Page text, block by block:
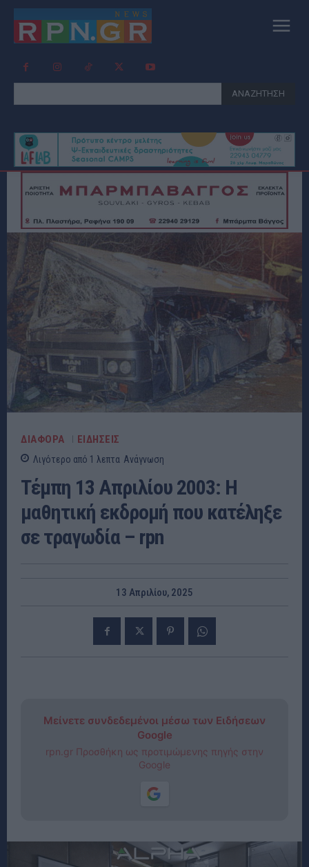
ΑΝΑΖΗΤΗΣΗ
ΔΙΑΦΟΡΑ ΕΙΔΗΣΕΙΣ
Λιγότερο από 1 λεπτα Ανάγνωση
Τέμπη 13 Απριλίου 2003: Η
μαθητική εκδρομή που κατέληξε
σε τραγωδία – rpn
13 Απριλίου, 2025
Μείνετε συνδεδεμένοι μέσω των Ειδήσεων
Google
rpn.gr Προσθήκη ως προτιμώμενης πηγής στην
Google